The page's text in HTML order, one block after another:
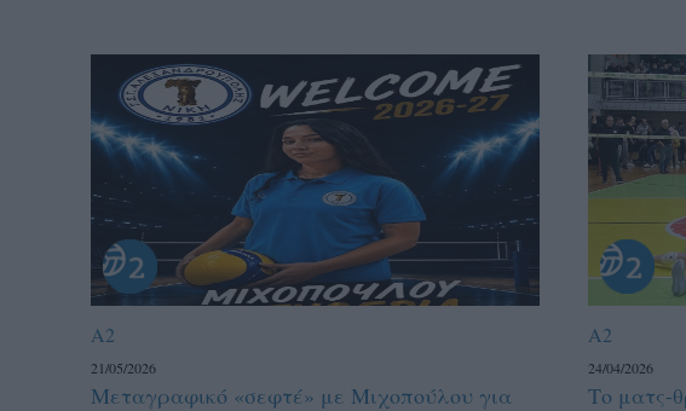
A2
21/05/2026
Μεταγραφικό «σεφτέ» με Μιχοπούλου για
A2
24/04/2026
Το ματς-